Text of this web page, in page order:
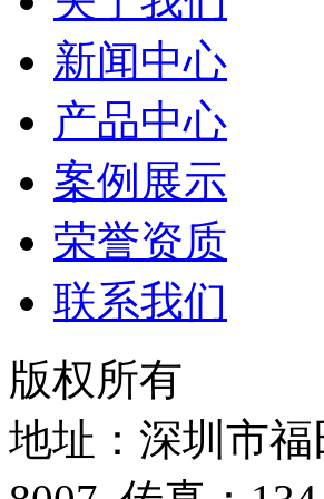
新闻中心
产品中心
案例展示
荣誉资质
联系我们
版权所有
地址：深圳市